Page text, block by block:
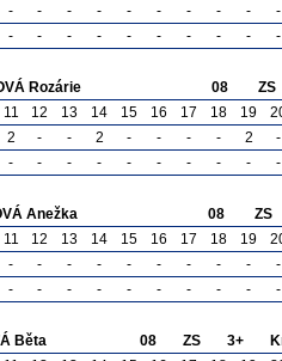
- - - - - - - - -
-
- - - - - - - - - -
Rozárie 08
ZS
11 12 13 14 15 16 17 18 19
2 - - 2 - - - - 2
-
- - - - - - - - - -
Anežka 08
ZS
11 12 13 14 15 16 17 18 19
- - - - - - - - -
-
- - - - - - - - - -
Běta 08 ZS 3+